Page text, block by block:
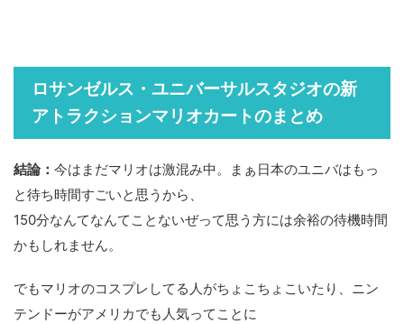
ロサンゼルス・ユニバーサルスタジオの新
アトラクションマリオカートのまとめ
結論： 今はまだマリオは激混み中。まぁ日本のユニバはもっ
と待ち時間すごいと思うから、
150分なんてなんてことないぜって思う方には余裕の待機時間
かもしれません。
でもマリオのコスプレしてる人がちょこちょこいたり、ニン
テンドーがアメリカでも人気ってことに